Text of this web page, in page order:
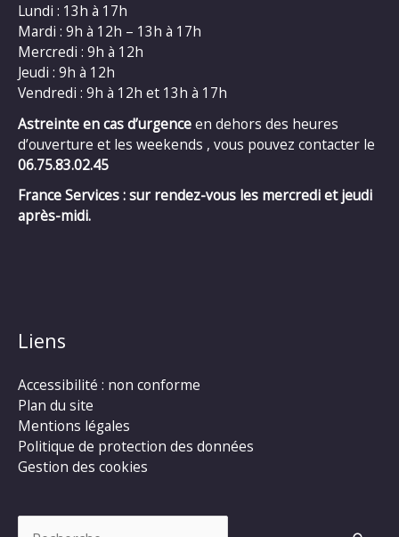
Lundi : 13h à 17h
Mardi : 9h à 12h – 13h à 17h
Mercredi : 9h à 12h
Jeudi : 9h à 12h
Vendredi : 9h à 12h et 13h à 17h
Astreinte en cas d’urgenceen dehors des heures
d’ouverture et les weekends , vous pouvez contacter le
06.75.83.02.45
France Services : sur rendez-vous les mercredi et jeudi
après-midi.
Liens
Accessibilité : non conforme
Plan du site
Mentions légales
Politique de protection des données
Gestion des cookies